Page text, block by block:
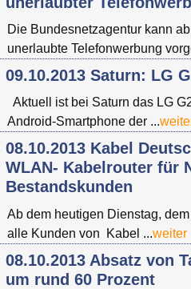
Die Bundesnetzagentur kann
unerlaubte Telefonwerbung
09.10.2013 Saturn: LG
Aktuell ist bei Saturn das LG
Android-Smartphone der ...
08.10.2013 Kabel
WLAN- Kabelrouter für
Bestandskunden
Ab dem heutigen Dienstag,
alle Kunden von Kabel ...weiter
08.10.2013 Absatz von
um rund 60 Prozent